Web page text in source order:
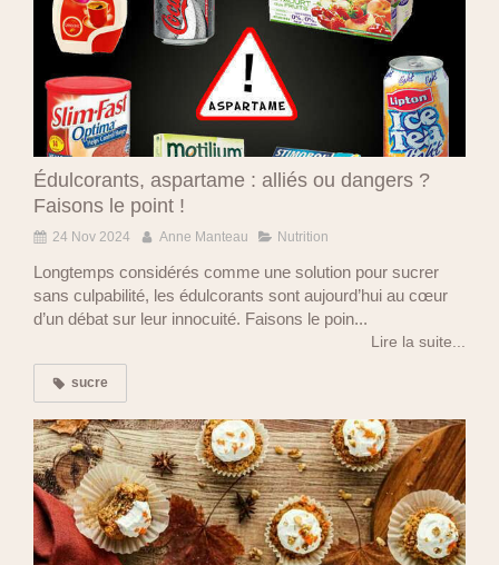
Édulcorants, aspartame : alliés ou dangers ?
Faisons le point !
24 Nov 2024 Anne Manteau Nutrition
Longtemps considérés comme une solution pour sucrer
sans culpabilité, les édulcorants sont aujourd’hui au cœur
d’un débat sur leur innocuité. Faisons le poin...
Lire la suite...
sucre